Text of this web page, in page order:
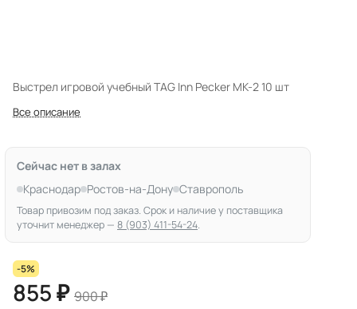
Выстрел игровой учебный TAG Inn Pecker MK-2 10 шт
Все описание
Сейчас нет в залах
Краснодар Ростов-на-Дону Ставрополь
Товар привозим под заказ. Срок и наличие у поставщика
уточнит менеджер — 8 (903) 411-54-24.
-5%
855 ₽ 900 ₽